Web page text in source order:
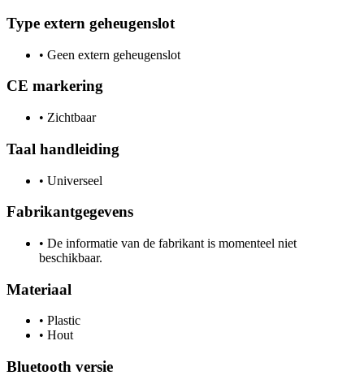
Type extern geheugenslot
• Geen extern geheugenslot
CE markering
• Zichtbaar
Taal handleiding
• Universeel
Fabrikantgegevens
• De informatie van de fabrikant is momenteel niet
beschikbaar.
Materiaal
• Plastic
• Hout
Bluetooth versie